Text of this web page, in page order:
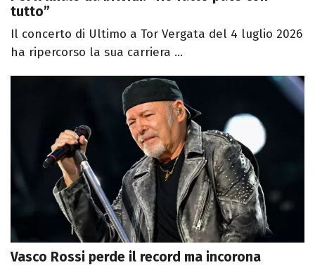
tutto”
Il concerto di Ultimo a Tor Vergata del 4 luglio 2026
ha ripercorso la sua carriera ...
Vasco Rossi perde il record ma incorona